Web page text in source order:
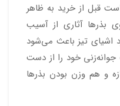
است قبل از خرید به ظاهر
بذرها آثاری از آسیب
اشیای تیز باعث می‌شود
جوانه‌زنی خود را از دست
و هم وزن بودن بذرها